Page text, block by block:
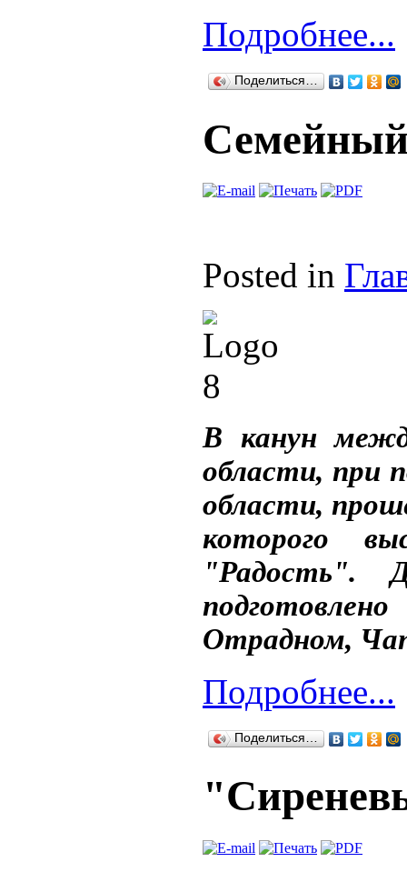
Подробнее...
Поделиться…
Posted in
В канун
области, при
области,
которого
"Радость".
Отрадном,
Подробнее...
Поделиться…